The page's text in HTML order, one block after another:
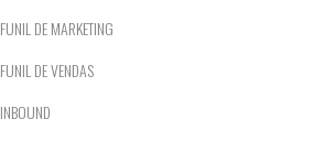
FUNIL DE MARKETING
FUNIL DE VENDAS
INBOUND